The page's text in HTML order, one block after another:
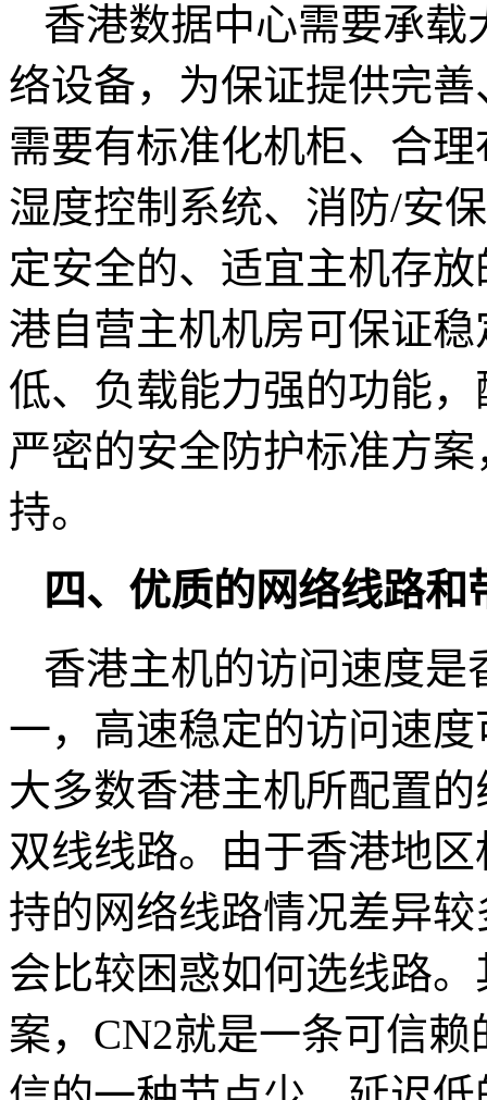
香港数据中心需要承载
络设备，为保证提供完
需要有标准化机柜、合
湿度控制系统、消防/安
定安全的、适宜主机存
港自营主机机房可保证
低、负载能力强的功能
严密的安全防护标准方
持。
四、优质的网络线路和
香港主机的访问速度是
一，高速稳定的访问速
大多数香港主机所配置
双线线路。由于香港地
持的网络线路情况差异
会比较困惑如何选线路
案，CN2就是一条可信